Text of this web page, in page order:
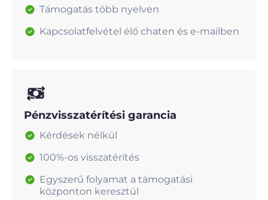
Támogatás több nyelven
Kapcsolatfelvétel élő chaten és e-mailben
Pénzvisszatérítési garancia
Kérdések nélkül
100%-os visszatérítés
Egyszerű folyamat a támogatási
központon keresztül